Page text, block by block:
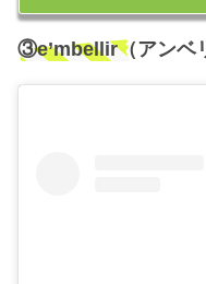
③e’mbellir（アンベ